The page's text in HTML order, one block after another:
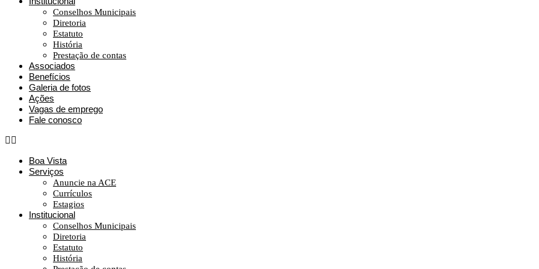
Conselhos Municipais
Diretoria
Estatuto
História
Prestação de contas
Associados
Benefícios
Galeria de fotos
Ações
Vagas de emprego
Fale conosco
Boa Vista
Serviços
Anuncie na ACE
Currículos
Estagios
Institucional
Conselhos Municipais
Diretoria
Estatuto
História